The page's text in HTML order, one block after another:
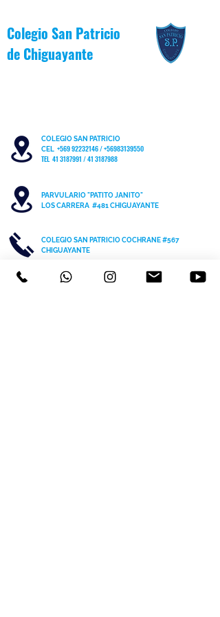
Colegio San Patricio
de Chiguayante
COLEGIO SAN PATRICIO
CEL +569 92232146/+56983139550
TEL 41 3187991 / 41 3187988
PARVULARIO "PATITO JANITO"
LOS CARRERA #481 CHIGUAYANTE
COLEGIO SAN PATRICIO COCHRANE #567
CHIGUAYANTE
PARVULARIO "PATITO JANITO"